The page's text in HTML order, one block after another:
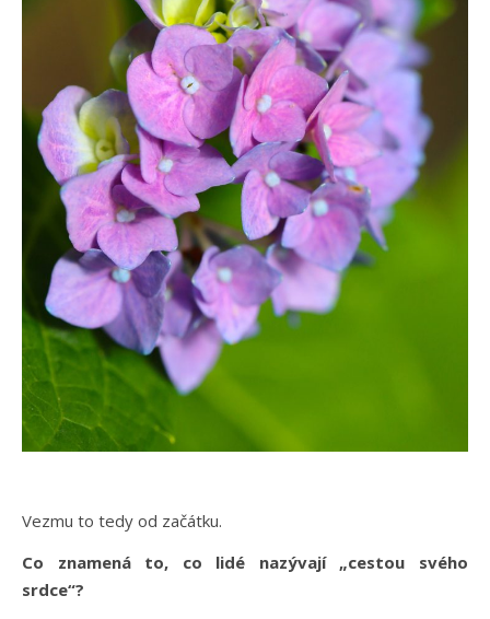
Vezmu to tedy od začátku.
Co znamená to, co lidé nazývají „cestou svého
srdce“?